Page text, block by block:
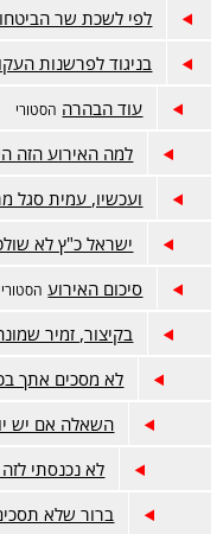
לפי לשכת שר
בניגוד לפרשנות
עוד הבהרה הסטורי
למה האירוע הזה
ועכשיו, עמית סגל
ישראל כ"ץ לא
סיכום האירוע הסטורי
בקיצור, זמיר
לא מסכים אתך
השאלה אם יש
לא נכנסתי
ברור שלא